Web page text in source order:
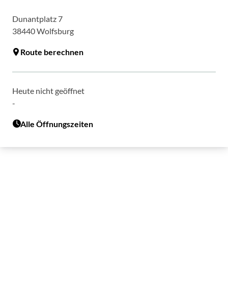
Dunantplatz 7
38440Wolfsburg
Route berechnen
Heute nicht geöffnet
-
Alle Öffnungszeiten